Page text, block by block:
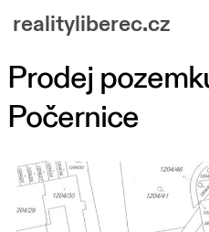
realityliberec.cz
nabízené nemovitosti
o nás
kontakt
Prodej
Počernice